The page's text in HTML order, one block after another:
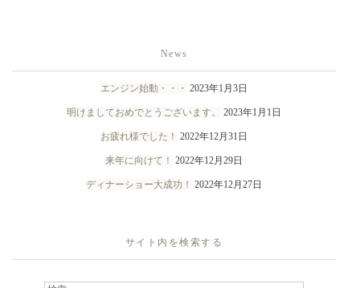
News
エンジン始動・・・ 2023年1月3日
明けましておめでとうございます。 2023年1月1日
お疲れ様でした！ 2022年12月31日
来年に向けて！ 2022年12月29日
ディナーショー大成功！ 2022年12月27日
サイト内を検索する